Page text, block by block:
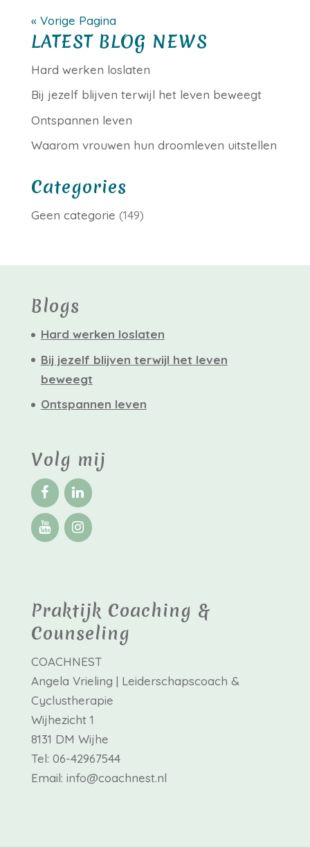
« Vorige Pagina
LATEST BLOG NEWS
Hard werken loslaten
Bij jezelf blijven terwijl het leven beweegt
Ontspannen leven
Waarom vrouwen hun droomleven uitstellen
Categories
Geen categorie (149)
Blogs
Hard werken loslaten
Bij jezelf blijven terwijl het leven
beweegt
Ontspannen leven
Volg mij
Praktijk Coaching &
Counseling
COACHNEST
Angela Vrieling | Leiderschapscoach &
Cyclustherapie
Wijhezicht 1
8131 DM Wijhe
Tel: 06-42967544
Email: info@coachnest.nl